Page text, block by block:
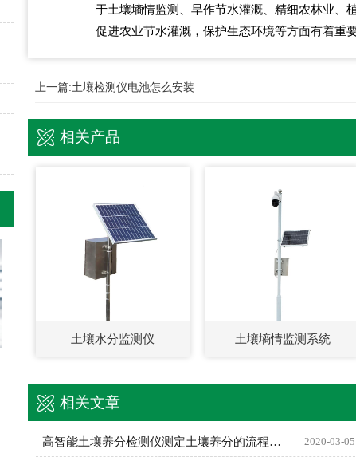
于土壤墒情监测、旱作节水灌溉、精细农林业、
促进农业节水灌溉，保护生态环境等方面有着重
上一篇:土壤检测仪电池怎么安装
相关产品
土壤水分监测仪 土壤墒情监测系统
相关文章
高智能土壤养分检测仪测定土壤养分的流程是什 2020-03-05